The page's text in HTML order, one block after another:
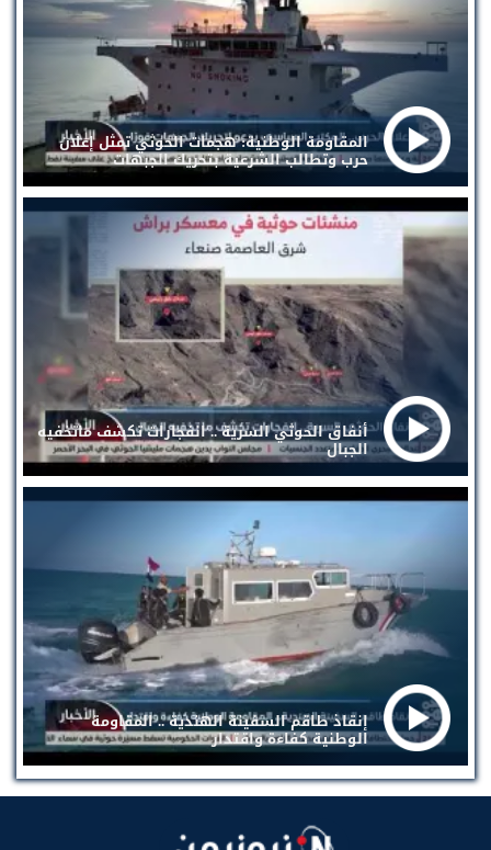
المقاومة الوطنية: هجمات الحوثي تمثل إعلان
حرب وتطالب الشرعية بتحريك الجبهات
أنفاق الحوثي السرية .. انفجارات تكشف ماتخفيه
الجبال
إنقاذ طاقم السفينة الهندية .. المقاومة
الوطنية كفاءة واقتدار